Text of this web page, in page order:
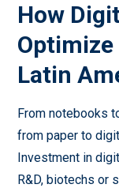
How
Latin
From notebooks
from paper to
Investment in
R&D, biotechs or